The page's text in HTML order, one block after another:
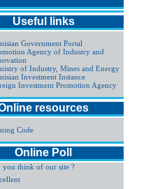
Useful links
Government Portal
Agency of Industry and
of Industry, Mines and Energy
Investment Instance
Investment Promotion Agency
resources
Code
Online Poll
you think of our site ?